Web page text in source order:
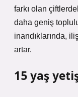
farkı olan
daha geniş
inandıklarında,
artar.
15 yaş